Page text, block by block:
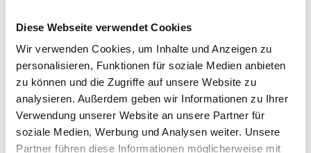
Diese Webseite verwendet Cookies
Wir verwenden Cookies, um Inhalte und Anzeigen zu
personalisieren, Funktionen für soziale Medien anbieten
zu können und die Zugriffe auf unsere Website zu
analysieren. Außerdem geben wir Informationen zu Ihrer
Verwendung unserer Website an unsere Partner für
soziale Medien, Werbung und Analysen weiter. Unsere
Partner führen diese Informationen möglicherweise mit
info@​tischlerei-​fournell.​de
In­ha­ber: Rai­ner Four­nell
Steu­er­num­mer: 28 024 01291
USt.-ID: DE185843935